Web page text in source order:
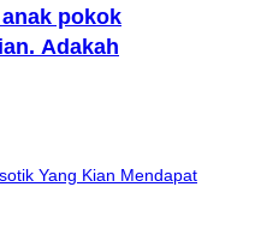
pokok
Adakah